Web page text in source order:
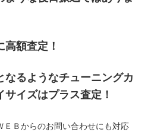
額査定！
なるようなチューニングカ
イズはプラス査定！
ＥＢからのお問い合わせにも対応